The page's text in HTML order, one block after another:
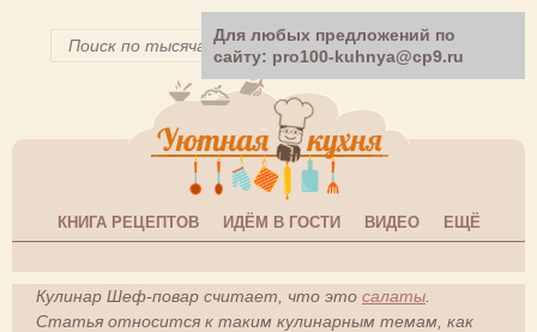
КНИГА РЕЦЕПТОВ ИДЁМ В ГОСТИ ВИДЕО ЕЩЁ
Кулинар Шеф-повар считает, что это салаты
Статья относится к таким кулинарным темам, как
Для любых предложений по
сайту: pro100-kuhnya@cp9.ru